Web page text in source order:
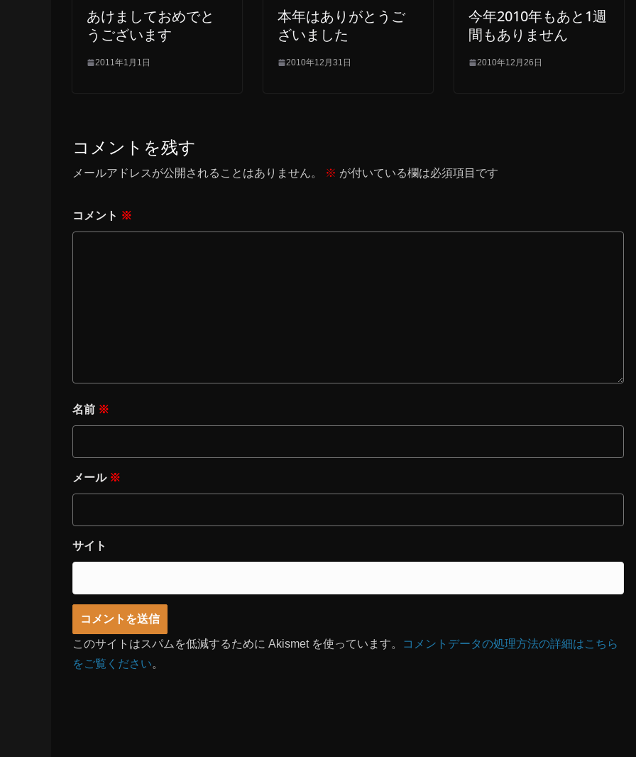
あけましておめでと
うございます
2011年1月1日
本年はありがとうご
ざいました
2010年12月31日
今年2010年もあと1週
間もありません
2010年12月26日
コメントを残す
メールアドレスが公開されることはありません。 ※ が付いている欄は必須項目です
コメント ※
名前 ※
メール ※
サイト
このサイトはスパムを低減するために Akismet を使っています。
コメントデータの処理方法の詳細はこちら
をご覧ください。